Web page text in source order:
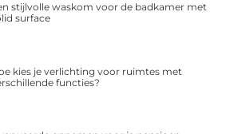
stijlvolle waskom voor de badkamer met
surface
kies je verlichting voor ruimtes met
functies?